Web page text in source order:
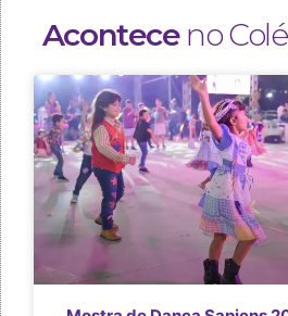
Aconteceno